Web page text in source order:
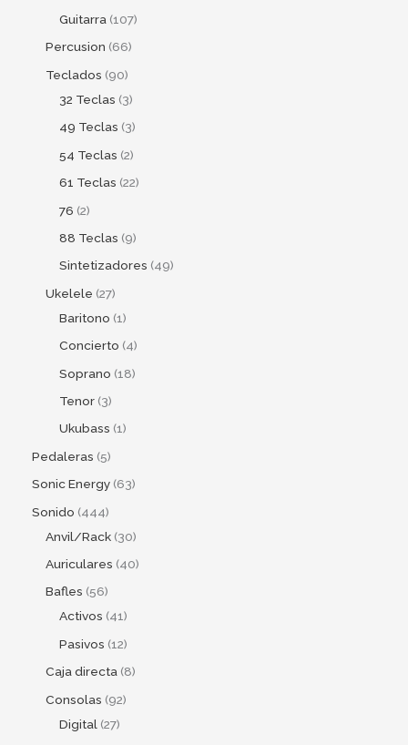
Guitarra 107
Percusion 66
Teclados 90
32 Teclas 3
49 Teclas 3
54 Teclas 2
61 Teclas 22
76 2
88 Teclas 9
Sintetizadores 49
Ukelele 27
Baritono 1
Concierto 4
Soprano 18
Tenor 3
Ukubass 1
Pedaleras 5
Sonic Energy 63
Sonido 444
Anvil/Rack 30
Auriculares 40
Bafles 56
Activos 41
Pasivos 12
Caja directa 8
Consolas 92
Digital 27